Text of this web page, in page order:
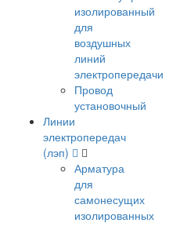
изолированный
для
воздушных
линий
электропередачи
Провод
установочный
Линии
электропередач
(лэп)
Арматура
для
самонесущих
изолированных